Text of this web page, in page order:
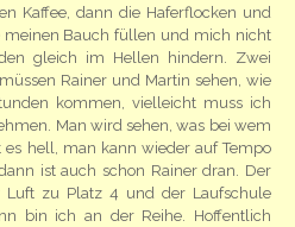
Kaffee, dann die Haferflocken und
meinen Bauch füllen und mich nicht
gleich im Hellen hindern. Zwei
Rainer und Martin sehen, wie
kommen, vielleicht muss ich
Man wird sehen, was bei wem
hell, man kann wieder auf Tempo
ist auch schon Rainer dran. Der
Luft zu Platz 4 und der Laufschule
bin ich an der Reihe. Hoffentlich